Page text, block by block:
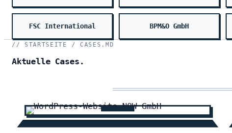
FSC International BPM&O GmbH
STARTSEITE / CASES.MD
Aktuelle Cases.